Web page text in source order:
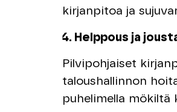
kirjanpitoa ja
4. Helppous ja
Pilvipohjaiset
taloushallinnon
puhelimella mökiltä